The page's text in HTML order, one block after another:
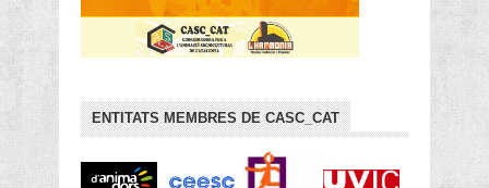
ENTITATS MEMBRES DE CASC_CAT